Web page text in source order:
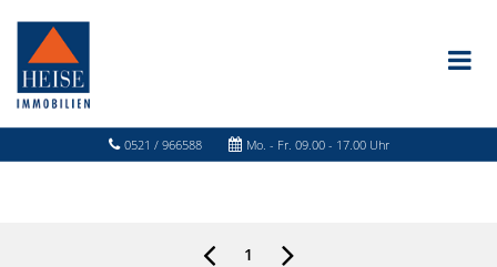
0521 / 966588 Mo. - Fr. 09.00 - 17.00 Uhr
1